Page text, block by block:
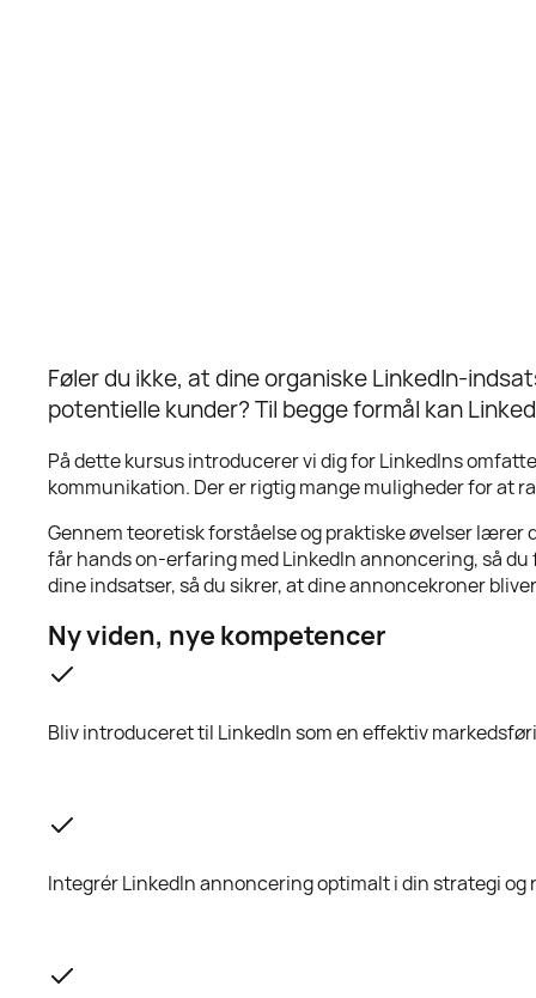
Føler du ikke, at dine organiske LinkedIn-
potentielle kunder? Til begge formål kan
På dette kursus introducerer vi dig for LinkedIns
kommunikation. Der er rigtig mange muligheder for at
Gennem teoretisk forståelse og praktiske øvelser lærer
får hands on-erfaring med LinkedIn annoncering, så
dine indsatser, så du sikrer, at dine annoncekroner
Ny viden, nye kompetencer
Bliv introduceret til LinkedIn som en effektiv
Integrér LinkedIn annoncering optimalt i din strategi